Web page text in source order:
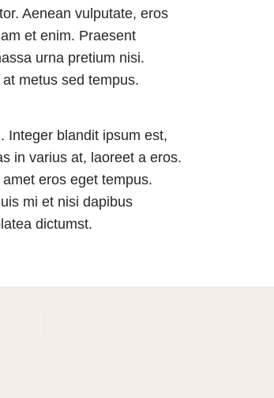
Aenean vulputate, eros
et enim. Praesent
urna pretium nisi.
metus sed tempus.
Integer blandit ipsum est,
in varius at, laoreet a eros.
eros eget tempus.
mi et nisi dapibus
dictumst.